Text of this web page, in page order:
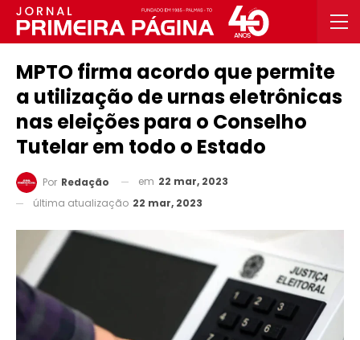
MPTO firma acordo que permite
a utilização de urnas eletrônicas
nas eleições para o Conselho
Tutelar em todo o Estado
Por Redação em 22 mar, 2023
última atualização 22 mar, 2023